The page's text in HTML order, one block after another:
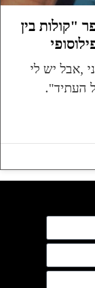
"קולות בין
,אבל יש לי
העתיד".